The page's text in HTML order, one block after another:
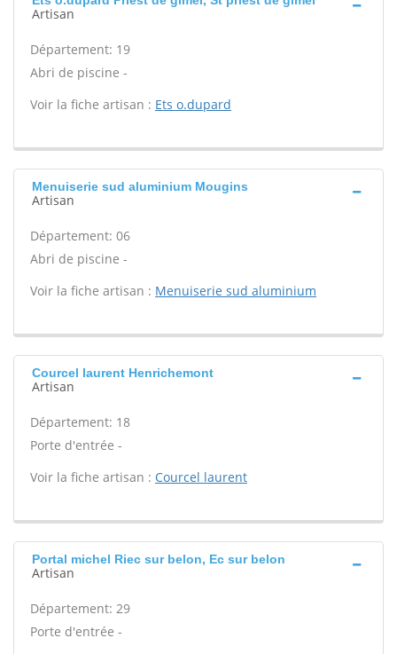
Artisan
Département: 19
Abri de piscine -
Voir la fiche artisan : Ets o.dupard
Menuiserie sud aluminium Mougins
Artisan
Département: 06
Abri de piscine -
Voir la fiche artisan : Menuiserie sud aluminium
Courcel laurent Henrichemont
Artisan
Département: 18
Porte d'entrée -
Voir la fiche artisan : Courcel laurent
Portal michel Riec sur belon, Ec sur belon
Artisan
Département: 29
Porte d'entrée -